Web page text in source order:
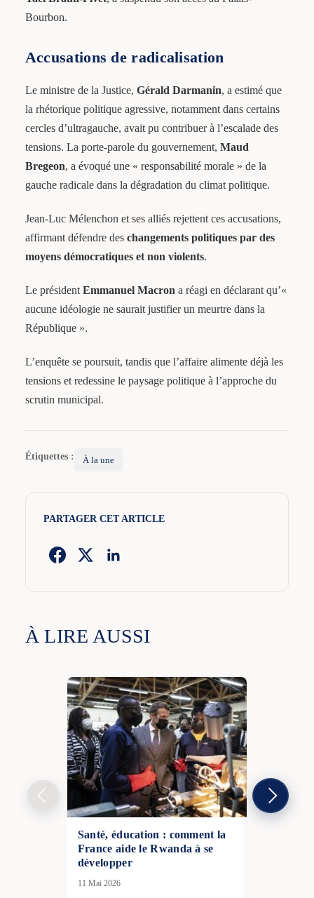
Bourbon.
Accusations de radicalisation
Le ministre de la Justice, Gérald Darmanin, a estimé que
la rhétorique politique agressive, notamment dans certains
cercles d’ultragauche, avait pu contribuer à l’escalade des
tensions. La porte-parole du gouvernement, Maud
Bregeon, a évoqué une « responsabilité morale » de la
gauche radicale dans la dégradation du climat politique.
Jean-Luc Mélenchon et ses alliés rejettent ces accusations,
affirmant défendre des changements politiques par des
moyens démocratiques et non violents.
Le président Emmanuel Macron a réagi en déclarant qu’«
aucune idéologie ne saurait justifier un meurtre dans la
République ».
L’enquête se poursuit, tandis que l’affaire alimente déjà les
tensions et redessine le paysage politique à l’approche du
scrutin municipal.
Étiquettes : À la une
PARTAGER CET ARTICLE
À LIRE AUSSI
Santé, éducation : comment la
France aide le Rwanda à se
développer
11 Mai 2026